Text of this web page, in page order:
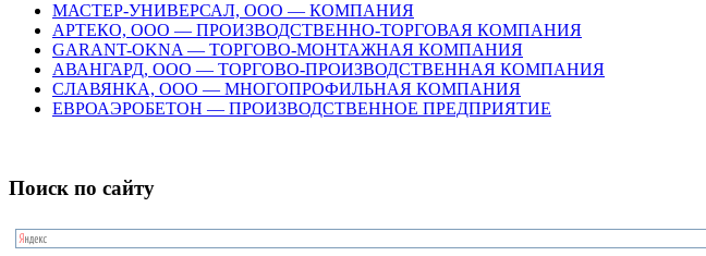
МАСТЕР-УНИВЕРСАЛ, ООО — КОМПАНИЯ
АРТЕКО, ООО — ПРОИЗВОДСТВЕННО-ТОРГОВАЯ КОМПАНИЯ
GARANT-OKNA — ТОРГОВО-МОНТАЖНАЯ КОМПАНИЯ
АВАНГАРД, ООО — ТОРГОВО-ПРОИЗВОДСТВЕННАЯ КОМПАНИЯ
СЛАВЯНКА, ООО — МНОГОПРОФИЛЬНАЯ КОМПАНИЯ
ЕВРОАЭРОБЕТОН — ПРОИЗВОДСТВЕННОЕ ПРЕДПРИЯТИЕ
Поиск по сайту